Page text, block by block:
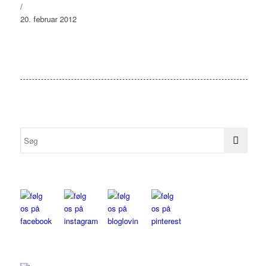
/
20. februar 2012